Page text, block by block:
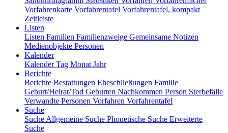
Vorfahrenkarte Vorfahrentafel Vorfahrentafel, kompakt
Zeitleiste
Listen
Listen Familien Familienzweige Gemeinsame Notizen
Medienobjekte Personen
Kalender
KalenderTag Monat Jahr
Berichte
Berichte Bestattungen Eheschließungen Familie
Geburt/Heirat/Tod Geburten Nachkommen Person Sterbefälle
Verwandte Personen Vorfahren Vorfahrentafel
Suche
Suche Allgemeine Suche Phonetische Suche Erweiterte
Suche